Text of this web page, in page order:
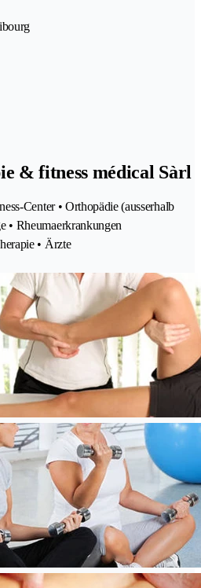
& fitness médical Sàrl
Center • Orthopädie (ausserhalb
• Rheumaerkrankungen
• Ärzte